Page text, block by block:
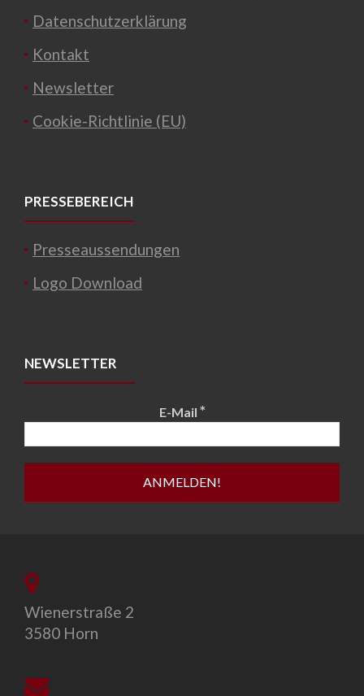
Datenschutzerklärung
Kontakt
Newsletter
Cookie-Richtlinie (EU)
PRESSEBEREICH
Presseaussendungen
Logo Download
NEWSLETTER
E-Mail *
Wienerstraße 2
3580 Horn